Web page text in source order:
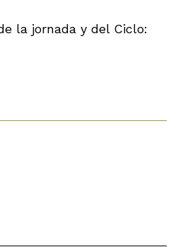
la jornada y del Ciclo: